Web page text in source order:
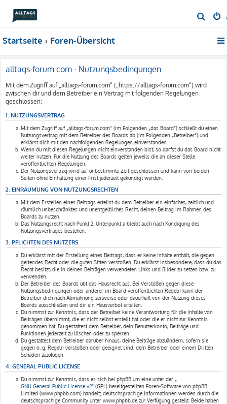
u
Startseite Foren-Übersicht
alltags-forum.com - Nutzungsbedingungen
Mit dem Zugriff auf „alltags-forum.com“ („https://alltags-forum.com“) wird
zwischen dir und dem Betreiber ein Vertrag mit folgenden Regelungen
geschlossen:
1. NUTZUNGSVERTRAG
Mit dem Zugriff auf „alltags-forum.com“ (im Folgenden „das Board“) schließt du einen
Nutzungsvertrag mit dem Betreiber des Boards ab (im Folgenden „Betreiber“) und
erklärst dich mit den nachfolgenden Regelungen einverstanden.
Wenn du mit diesen Regelungen nicht einverstanden bist, so darfst du das Board nicht
weiter nutzen. Für die Nutzung des Boards gelten jeweils die an dieser Stelle
veröffentlichten Regelungen.
Der Nutzungsvertrag wird auf unbestimmte Zeit geschlossen und kann von beiden
Seiten ohne Einhaltung einer Frist jederzeit gekündigt werden.
2. EINRÄUMUNG VON NUTZUNGSRECHTEN
Mit dem Erstellen eines Beitrags erteilst du dem Betreiber ein einfaches, zeitlich und
räumlich unbeschränktes und unentgeltliches Recht, deinen Beitrag im Rahmen des
Boards zu nutzen.
Das Nutzungsrecht nach Punkt 2, Unterpunkt a bleibt auch nach Kündigung des
Nutzungsvertrages bestehen.
3. PFLICHTEN DES NUTZERS
Du erklärst mit der Erstellung eines Beitrags, dass er keine Inhalte enthält, die gegen
geltendes Recht oder die guten Sitten verstoßen. Du erklärst insbesondere, dass du das
Recht besitzt, die in deinen Beiträgen verwendeten Links und Bilder zu setzen bzw. zu
verwenden.
Der Betreiber des Boards übt das Hausrecht aus. Bei Verstößen gegen diese
Nutzungsbedingungen oder anderer im Board veröffentlichten Regeln kann der
Betreiber dich nach Abmahnung zeitweise oder dauerhaft von der Nutzung dieses
Boards ausschließen und dir ein Hausverbot erteilen.
Du nimmst zur Kenntnis, dass der Betreiber keine Verantwortung für die Inhalte von
Beiträgen übernimmt, die er nicht selbst erstellt hat oder die er nicht zur Kenntnis
genommen hat. Du gestattest dem Betreiber, dein Benutzerkonto, Beiträge und
Funktionen jederzeit zu löschen oder zu sperren.
Du gestattest dem Betreiber darüber hinaus, deine Beiträge abzuändern, sofern sie
gegen o. g. Regeln verstoßen oder geeignet sind, dem Betreiber oder einem Dritten
Schaden zuzufügen.
4. GENERAL PUBLIC LICENSE
Du nimmst zur Kenntnis, dass es sich bei phpBB um eine unter der „
GNU General Public License v2“ (GPL) bereitgestellten Foren-Software von phpBB
Limited (www.phpbb.com) handelt; deutschsprachige Informationen werden durch die
deutschsprachige Community unter www.phpbb.de zur Verfügung gestellt. Beide haben